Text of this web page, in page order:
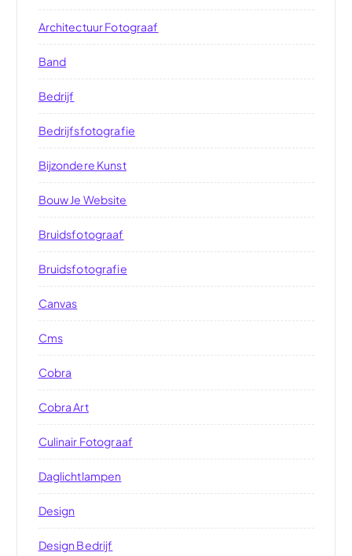
Architectuur Fotograaf
Band
Bedrijf
Bedrijfsfotografie
Bijzondere Kunst
Bouw Je Website
Bruidsfotograaf
Bruidsfotografie
Canvas
Cms
Cobra
Cobra Art
Culinair Fotograaf
Daglichtlampen
Design
Design Bedrijf